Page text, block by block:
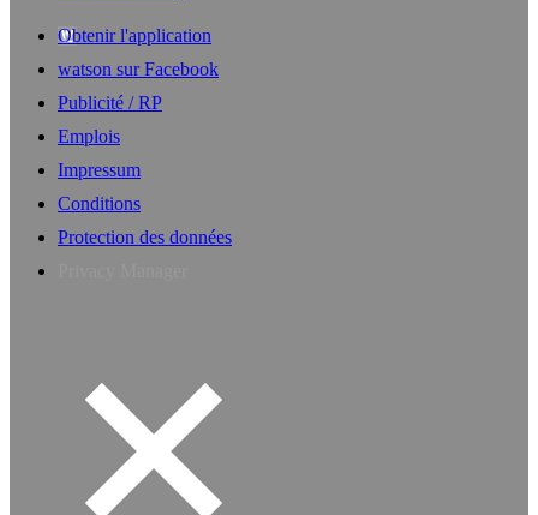
Obtenir l'application
watson sur Facebook
Publicité / RP
Emplois
Impressum
Conditions
Protection des données